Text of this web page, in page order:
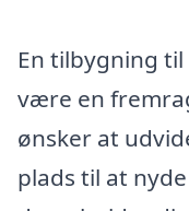
En tilbygning
være en
ønsker at
plads til at